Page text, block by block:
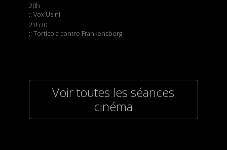
20h
:: Vox Usini
21h30
:: Torticola contre Frankensberg
Voir toutes les séances
cinéma